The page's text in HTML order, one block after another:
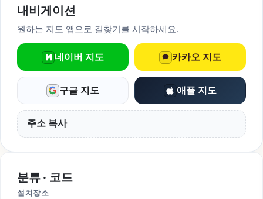
내비게이션
원하는 지도 앱으로 길찾기를 시작하세요.
네이버 지도 카카오 지도
구글 지도 애플 지도
주소 복사
분류 · 코드
설치장소